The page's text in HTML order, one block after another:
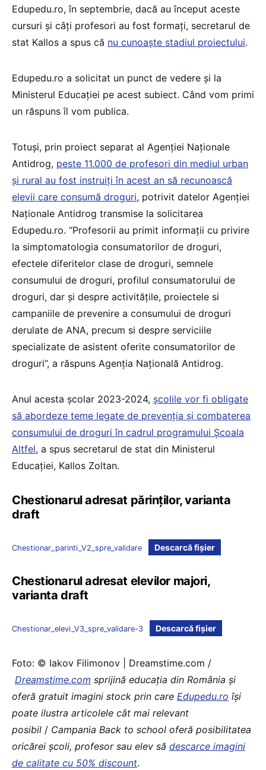
Edupedu.ro, în septembrie, dacă au început aceste
cursuri și câți profesori au fost formați, secretarul de
stat Kallos a spus că nu cunoaște stadiul proiectului.
Edupedu.ro a solicitat un punct de vedere și la
Ministerul Educației pe acest subiect. Când vom primi
un răspuns îl vom publica.
Totuși, prin proiect separat al Agenției Naționale
Antidrog, peste 11.000 de profesori din mediul urban
și rural au fost instruiți în acest an să recunoască
elevii care consumă droguri, potrivit datelor Agenției
Naționale Antidrog transmise la solicitarea
Edupedu.ro. “Profesorii au primit informații cu privire
la simptomatologia consumatorilor de droguri,
efectele diferitelor clase de droguri, semnele
consumului de droguri, profilul consumatorului de
droguri, dar și despre activitățile, proiectele si
campaniile de prevenire a consumului de droguri
derulate de ANA, precum si despre serviciile
specializate de asistent oferite consumatorilor de
droguri”, a răspuns Agenția Națională Antidrog.
Anul acesta școlar 2023-2024, școlile vor fi obligate
să abordeze teme legate de prevenția și combaterea
consumului de droguri în cadrul programului Școala
Altfel, a spus secretarul de stat din Ministerul
Educației, Kallos Zoltan.
Chestionarul adresat părinților, varianta
draft
Chestionar_parinti_V2_spre_validare Descarcă fișier
Chestionarul adresat elevilor majori,
varianta draft
Chestionar_elevi_V3_spre_validare-3 Descarcă fișier
Foto: © Iakov Filimonov | Dreamstime.com /
Dreamstime.com sprijină educaţia din România şi
oferă gratuit imagini stock prin care Edupedu.ro îşi
poate ilustra articolele cât mai relevant
posibil / Campania Back to school oferă posibilitatea
oricărei școli, profesor sau elev să descarce imagini
de calitate cu 50% discount.